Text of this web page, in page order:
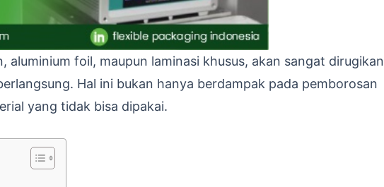
foil, maupun laminasi khusus, akan sangat dirugikan
Hal ini bukan hanya berdampak pada pemborosan
yang tidak bisa dipakai.